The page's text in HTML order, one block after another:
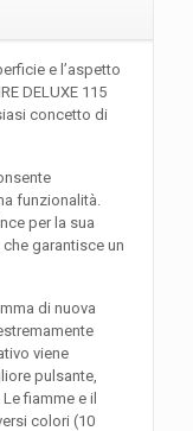
e l’aspetto
DELUXE 115
concetto di
funzionalità.
per la sua
garantisce un
di nuova
viene
pulsante,
fiamme e il
colori (10